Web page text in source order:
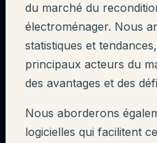
du marché du
électroménager. Nous
statistiques et
principaux acteurs du
des avantages et des
Nous aborderons
logicielles qui facilitent